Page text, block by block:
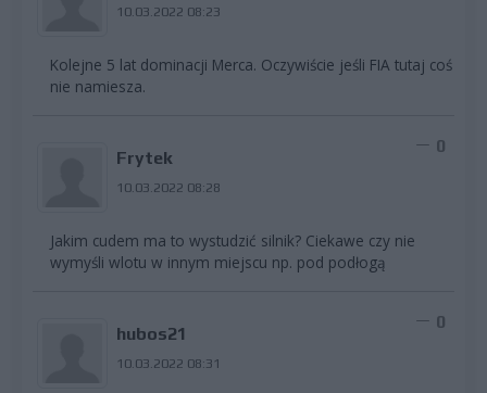
10.03.2022 08:23
Kolejne 5 lat dominacji Merca. Oczywiście jeśli FIA tutaj coś
nie namiesza.
Frytek
10.03.2022 08:28
0
Jakim cudem ma to wystudzić silnik? Ciekawe czy nie
wymyśli wlotu w innym miejscu np. pod podłogą
hubos21
10.03.2022 08:31
0